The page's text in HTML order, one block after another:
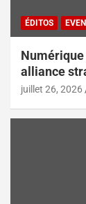
ÉDITOS
Numérique
alliance
juillet 26, 2026